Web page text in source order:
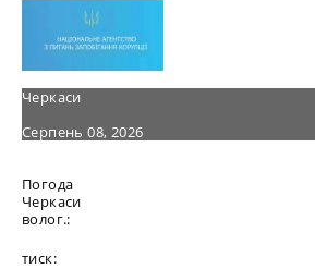
Черкаси
Серпень 08, 2026
Погода
Черкаси
волог.:
тиск: